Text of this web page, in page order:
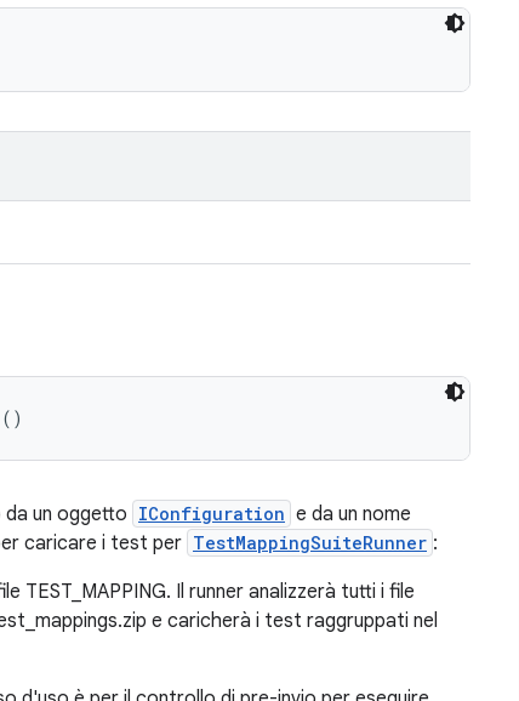
()
un oggetto IConfiguration e da un nome
caricare i test per TestMappingSuiteRunner :
Il runner analizzerà tutti i file
e caricherà i test raggruppati nel